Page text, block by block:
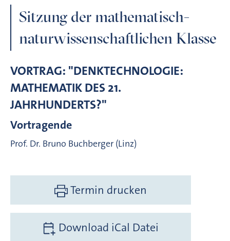
Sitzung der mathematisch-
naturwissenschaftlichen Klasse
VORTRAG: "DENKTECHNOLOGIE:
MATHEMATIK DES 21.
JAHRHUNDERTS?"
Vortragende
Prof. Dr. Bruno Buchberger (Linz)
Termin drucken
Download iCal Datei